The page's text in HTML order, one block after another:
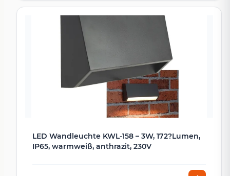
LED Wandleuchte KWL-158 – 3W, 172?Lumen,
IP65, warmweiß, anthrazit, 230V